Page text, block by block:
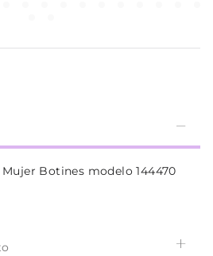
Botines modelo 144470